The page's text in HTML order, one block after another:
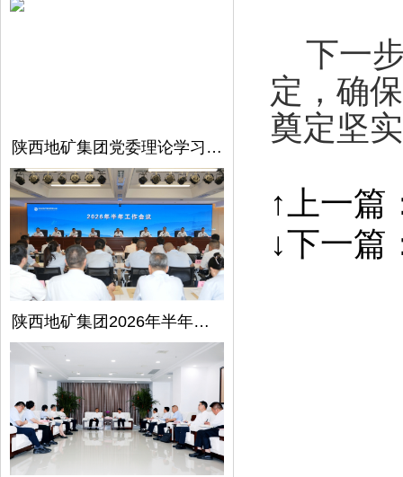
陕西地矿集团党委理论学习中心组召开第5次学习（扩大）会议
陕西地矿集团2026年半年工作会议在西安召开
下一步
定，确
奠定坚
↑上一篇
↓下一篇